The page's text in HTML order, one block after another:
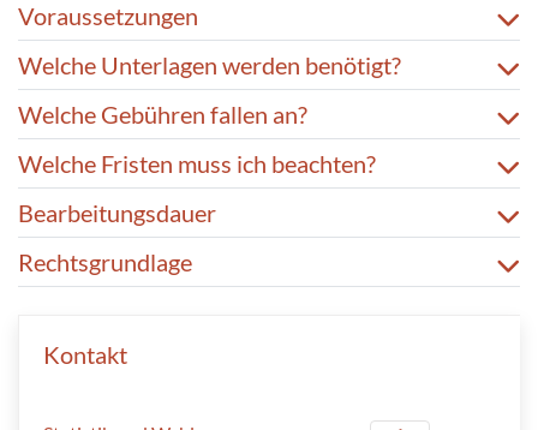
Voraussetzungen
Welche Unterlagen werden benötigt?
Welche Gebühren fallen an?
Welche Fristen muss ich beachten?
Bearbeitungsdauer
Rechtsgrundlage
Kontakt